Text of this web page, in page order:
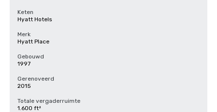
Keten
Hyatt Hotels
Merk
Hyatt Place
Gebouwd
1997
Gerenoveerd
2015
Totale vergaderruimte
1.600 ft²